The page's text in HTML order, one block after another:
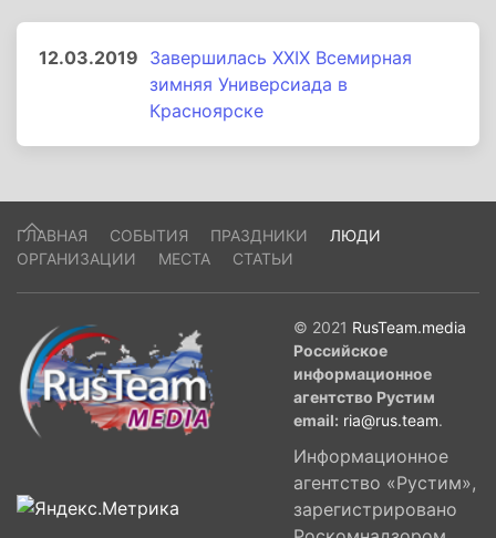
12.03.2019 Завершилась XXIX Всемирная
зимняя Универсиада в
Красноярске
ГЛАВНАЯ СОБЫТИЯ ПРАЗДНИКИ
ЛЮДИ
ОРГАНИЗАЦИИ
МЕСТА СТАТЬИ
© 2021 RusTeam.media
Российское
информационное
агентство Рустим
email: ria@rus.team.
Информационное
агентство «Рустим»,
зарегистрировано